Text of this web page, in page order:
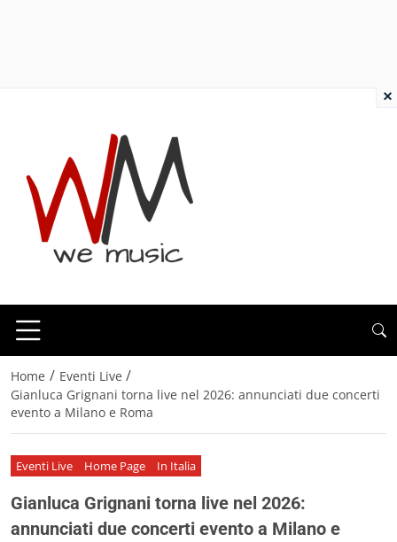
Home / Eventi Live /
Gianluca Grignani torna live nel 2026: annunciati due concerti
evento a Milano e Roma
Eventi Live Home Page In Italia
Gianluca Grignani torna live nel 2026:
annunciati due concerti evento a Milano e
×